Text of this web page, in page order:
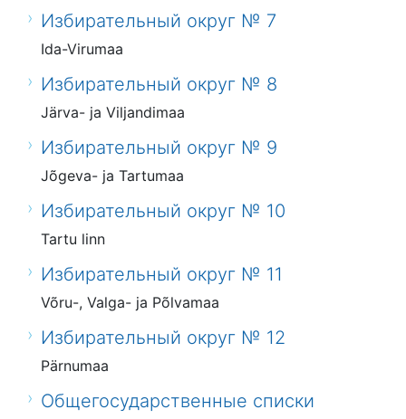
Избирательный округ № 7
Ida-Virumaa
Избирательный округ № 8
Järva- ja Viljandimaa
Избирательный округ № 9
Jõgeva- ja Tartumaa
Избирательный округ № 10
Tartu linn
Избирательный округ № 11
Võru-, Valga- ja Põlvamaa
Избирательный округ № 12
Pärnumaa
Общегосударственные списки